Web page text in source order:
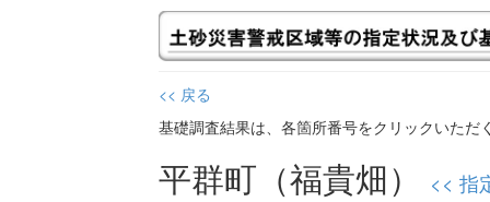
<< 戻る
基礎調査結果は、各箇所番号をクリックいただ
平群町（福貴畑） << 指